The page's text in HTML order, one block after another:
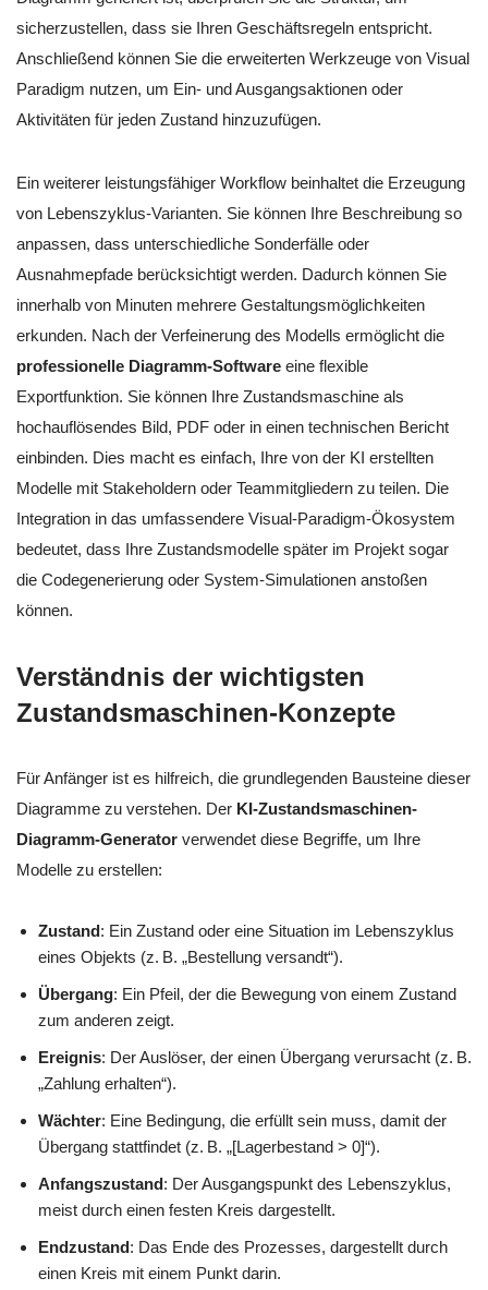
sicherzustellen, dass sie Ihren Geschäftsregeln entspricht.
Anschließend können Sie die erweiterten Werkzeuge von Visual
Paradigm nutzen, um Ein- und Ausgangsaktionen oder
Aktivitäten für jeden Zustand hinzuzufügen.
Ein weiterer leistungsfähiger Workflow beinhaltet die Erzeugung
von Lebenszyklus-Varianten. Sie können Ihre Beschreibung so
anpassen, dass unterschiedliche Sonderfälle oder
Ausnahmepfade berücksichtigt werden. Dadurch können Sie
innerhalb von Minuten mehrere Gestaltungsmöglichkeiten
erkunden. Nach der Verfeinerung des Modells ermöglicht die
professionelle Diagramm-Software eine flexible
Exportfunktion. Sie können Ihre Zustandsmaschine als
hochauflösendes Bild, PDF oder in einen technischen Bericht
einbinden. Dies macht es einfach, Ihre von der KI erstellten
Modelle mit Stakeholdern oder Teammitgliedern zu teilen. Die
Integration in das umfassendere Visual-Paradigm-Ökosystem
bedeutet, dass Ihre Zustandsmodelle später im Projekt sogar
die Codegenerierung oder System-Simulationen anstoßen
können.
Verständnis der wichtigsten
Zustandsmaschinen-Konzepte
Für Anfänger ist es hilfreich, die grundlegenden Bausteine dieser
Diagramme zu verstehen. Der KI-Zustandsmaschinen-
Diagramm-Generator verwendet diese Begriffe, um Ihre
Modelle zu erstellen:
Zustand: Ein Zustand oder eine Situation im Lebenszyklus
eines Objekts (z. B. „Bestellung versandt“).
Übergang: Ein Pfeil, der die Bewegung von einem Zustand
zum anderen zeigt.
Ereignis: Der Auslöser, der einen Übergang verursacht (z. B.
„Zahlung erhalten“).
Wächter: Eine Bedingung, die erfüllt sein muss, damit der
Übergang stattfindet (z. B. „[Lagerbestand > 0]“).
Anfangszustand: Der Ausgangspunkt des Lebenszyklus,
meist durch einen festen Kreis dargestellt.
Endzustand: Das Ende des Prozesses, dargestellt durch
einen Kreis mit einem Punkt darin.